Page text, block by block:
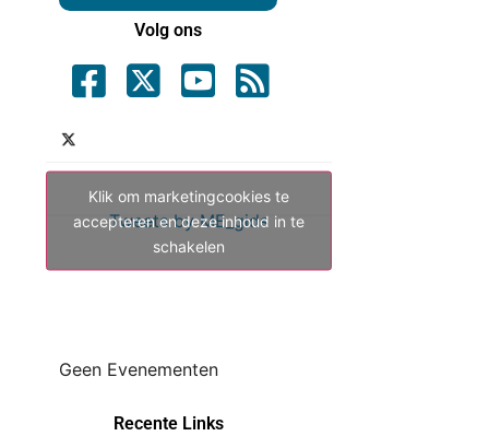
Volg ons
Tweets by ME_gids
Klik om marketingcookies te
accepteren en deze inhoud in te
schakelen
Geen Evenementen
Recente Links